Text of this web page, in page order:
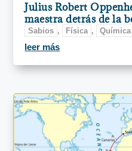
Julius Robert
maestra detrás de la
Sabios , Física , Química
leer más